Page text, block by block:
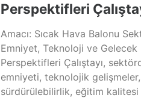
Perspektifleri
Amacı: Sıcak Hava Balonu
Emniyet, Teknoloji ve Gelecek
Perspektifleri Çalıştayı,
emniyeti, teknolojik gelişmeler,
sürdürülebilirlik, eğitim kalitesi